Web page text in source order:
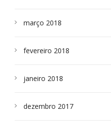
março 2018
fevereiro 2018
janeiro 2018
dezembro 2017